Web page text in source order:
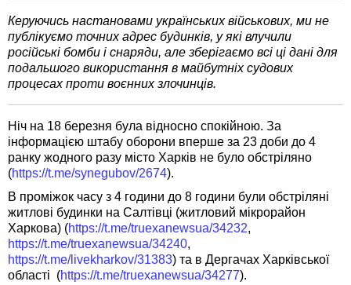
Керуючись настановами українських військових, ми не
публікуємо точних адрес будинків, у які влучили
російські бомби і снаряди, але зберігаємо всі ці дані для
подальшого використання в майбутніх судових
процесах проти воєнних злочинців.
Ніч на 18 березня була відносно спокійною. За
інформацією штабу оборони вперше за 23 доби до 4
ранку жодного разу місто Харків не було обстріляно
(https://t.me/synegubov/2674).
В проміжок часу з 4 години до 8 години були обстріляні
житлові будинки на Салтівці (житловий мікрорайон
Харкова) (https://t.me/truexanewsua/34232,
https://t.me/truexanewsua/34240,
https://t.me/livekharkov/31383) та в Дергачах Харківської
області (https://t.me/truexanewsua/34277).